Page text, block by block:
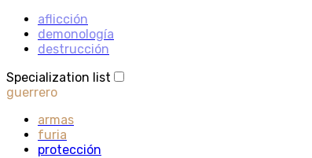
aflicción
demonología
destrucción
Specialization list
guerrero
armas
furia
protección